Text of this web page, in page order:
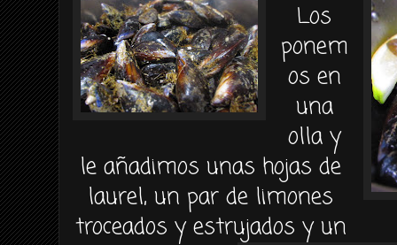
Los
ponem
os en
una
olla y
le añadimos unas hojas de
laurel, un par de limones
troceados y estrujados y un